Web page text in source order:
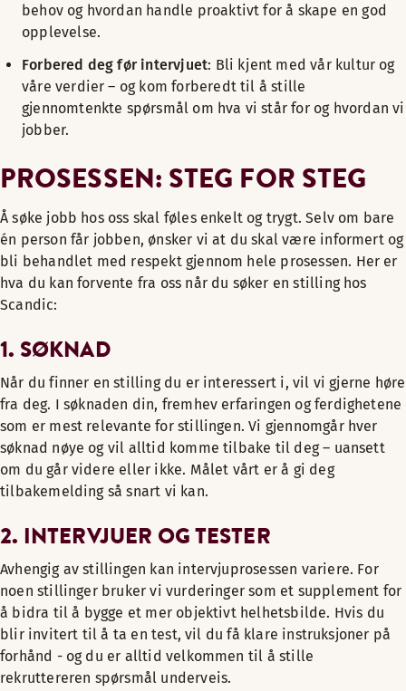
behov og hvordan handle proaktivt for å skape en god
opplevelse.
Forbered deg før intervjuet: Bli kjent med vår kultur og
våre verdier – og kom forberedt til å stille
gjennomtenkte spørsmål om hva vi står for og hvordan vi
jobber.
PROSESSEN: STEG FOR STEG
Å søke jobb hos oss skal føles enkelt og trygt. Selv om bare
én person får jobben, ønsker vi at du skal være informert og
bli behandlet med respekt gjennom hele prosessen. Her er
hva du kan forvente fra oss når du søker en stilling hos
Scandic:
1. SØKNAD
Når du finner en stilling du er interessert i, vil vi gjerne høre
fra deg. I søknaden din, fremhev erfaringen og ferdighetene
som er mest relevante for stillingen. Vi gjennomgår hver
søknad nøye og vil alltid komme tilbake til deg – uansett
om du går videre eller ikke. Målet vårt er å gi deg
tilbakemelding så snart vi kan.
2. INTERVJUER OG TESTER
Avhengig av stillingen kan intervjuprosessen variere. For
noen stillinger bruker vi vurderinger som et supplement for
å bidra til å bygge et mer objektivt helhetsbilde. Hvis du
blir invitert til å ta en test, vil du få klare instruksjoner på
forhånd - og du er alltid velkommen til å stille
rekruttereren spørsmål underveis.